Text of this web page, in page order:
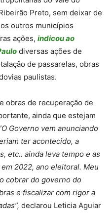
Preto, sem deixar de
outros municípios
ações, indicou ao
diversas ações de
de passarelas, obras
paulistas.
obras de recuperação de
ainda que estejam
Governo vem anunciando
ter acontecido, a
etc.. ainda leva tempo e as
2022, ano eleitoral. Meu
cobrar do governo do
e fiscalizar com rigor a
declarou Leticia Aguiar